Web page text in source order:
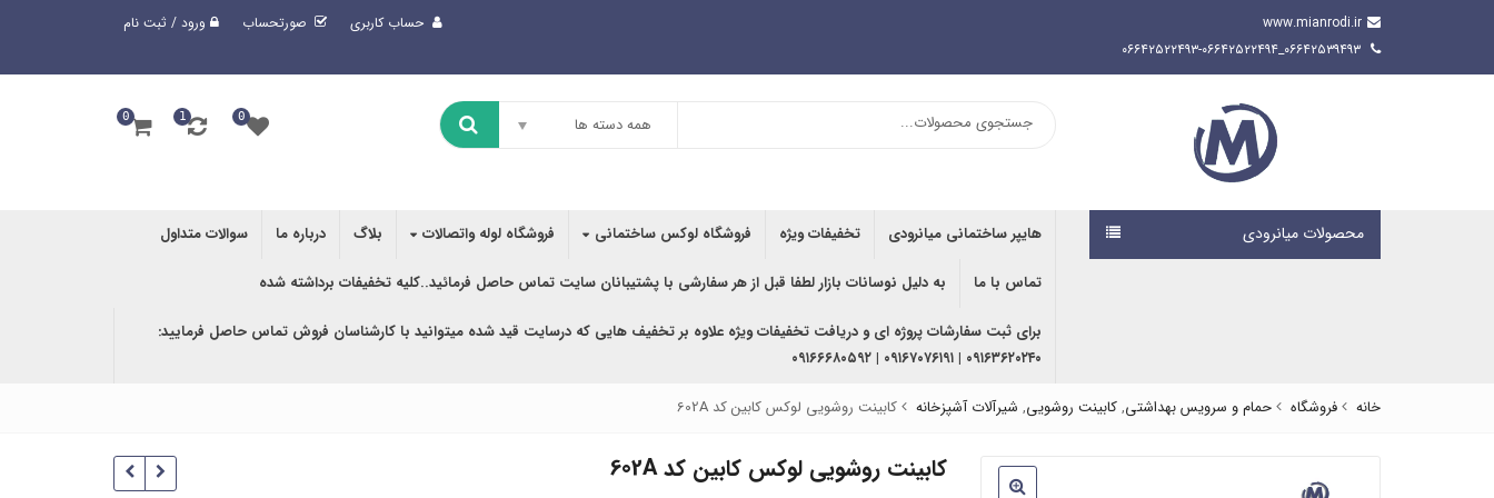
www.mianrodi.ir
حساب کاربری صورتحساب ورود / ثبت نام
همه دسته ها 0
1
0
محصولات میانرودی هایپر ساختمانی میانرودی تخفیفات ویژه فروشگاه لوکس ساختمانی فروشگاه لوله واتصالات بلاگ درباره ما سوالات متداول
تماس با ما به دلیل نوسانات بازار لطفا قبل از هر سفارشی با پشتیبانان سایت تماس حاصل فرمائید..کلیه تخفیفات برداشته شده
برای ثبت سفارشات پروژه ای و دریافت تخفیفات ویژه علاوه بر تخفیف هایی که درسایت قید شده میتوانید با کارشناسان فروش تماس حاصل فرمایید:
۰۹۱۶۳۶۲۰۲۴۰ | ۰۹۱۶۷۰۷۶۱۹۱ | ۰۹۱۶۶۶۸۰۵۹۲
خانه فروشگاه حمام و سرویس بهداشتی,کابینت روشویی, شیرآلات آشپزخانه کابینت روشویی لوکس کابین کد 602A
کابینت روشویی لوکس کابین کد 602A